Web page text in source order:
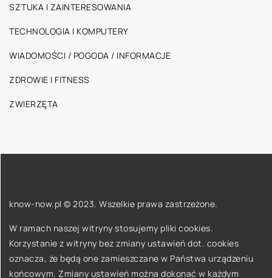
SZTUKA I ZAINTERESOWANIA
TECHNOLOGIA I KOMPUTERY
WIADOMOŚCI / POGODA / INFORMACJE
ZDROWIE I FITNESS
ZWIERZĘTA
know-now.pl © 2023. Wszelkie prawa zastrzeżone.
W ramach naszej witryny stosujemy pliki cookies.
Korzystanie z witryny bez zmiany ustawień dot. cookies
oznacza, że będą one zamieszczane w Państwa urządzeniu
końcowym. Zmiany ustawień można dokonać w każdym